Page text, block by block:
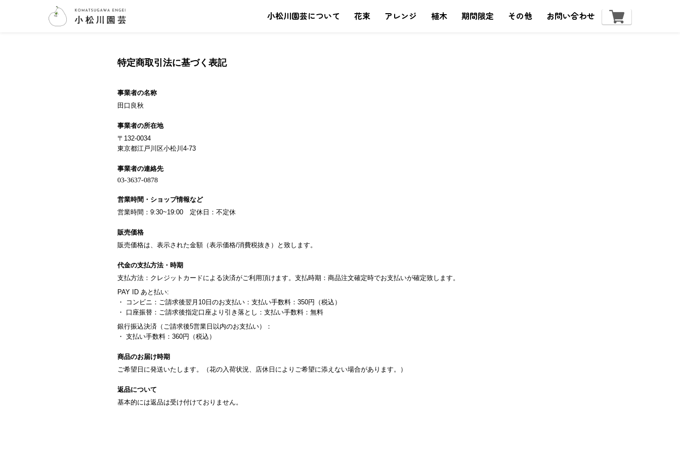
小松川園芸について 花束 アレンジ 植木 期間限定 その他 お問い合わせ
特定商取引法に基づく表記
事業者の名称
田口良秋
事業者の所在地
〒132-0034
東京都江戸川区小松川4-73
事業者の連絡先
営業時間・ショップ情報など
営業時間：9:30~19:00 定休日：不定休
販売価格
販売価格は、表示された金額（表示価格/消費税抜き）と致します。
代金の支払方法・時期
支払方法：クレジットカードによる決済がご利用頂けます。支払時期：商品注文確定時でお支払いが確定致します。
PAY ID あと払い:
・ コンビニ：ご請求後翌月10日のお支払い：支払い手数料：350円（税込）
・ 口座振替：ご請求後指定口座より引き落とし：支払い手数料：無料
銀行振込決済（ご請求後5営業日以内のお支払い）：
・ 支払い手数料：360円（税込）
商品のお届け時期
ご希望日に発送いたします。（花の入荷状況、店休日によりご希望に添えない場合があります。）
返品について
基本的には返品は受け付けておりません。